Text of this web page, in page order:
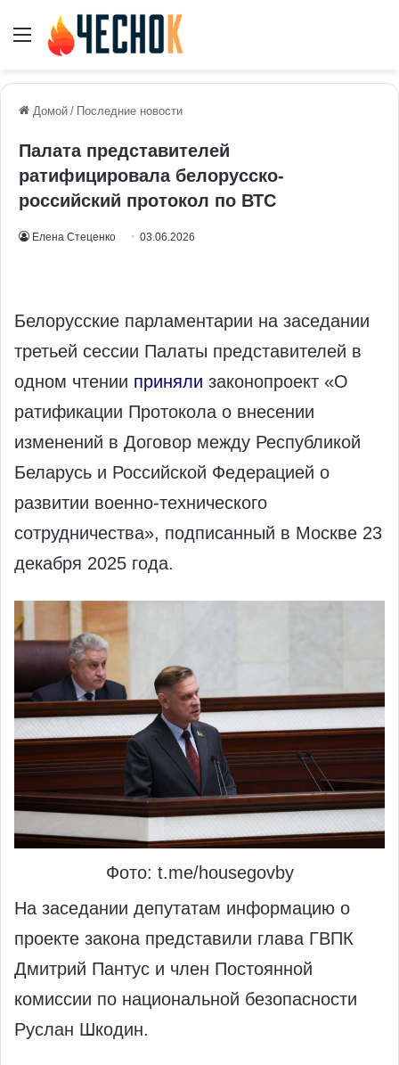
Меню
Домой / Последние новости
Палата представителей
ратифицировала белорусско-
российский протокол по ВТС
Елена Стеценко 03.06.2026
Белорусские парламентарии на заседании
третьей сессии Палаты представителей в
одном чтении приняли законопроект «О
ратификации Протокола о внесении
изменений в Договор между Республикой
Беларусь и Российской Федерацией о
развитии военно-технического
сотрудничества», подписанный в Москве 23
декабря 2025 года.
Фото: t.me/housegovby
На заседании депутатам информацию о
проекте закона представили глава ГВПК
Дмитрий Пантус и член Постоянной
комиссии по национальной безопасности
Руслан Шкодин.